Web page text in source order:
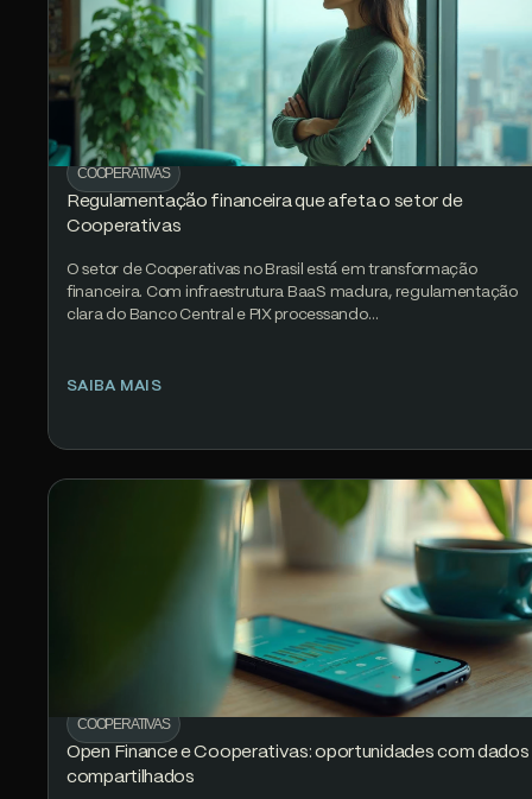
COOPERATIVAS
Regulamentação financeira que afeta o setor de
Cooperativas
O setor de Cooperativas no Brasil está em transformação
financeira. Com infraestrutura BaaS madura, regulamentação
clara do Banco Central e PIX processando…
SAIBA MAIS
COOPERATIVAS
Open Finance e Cooperativas: oportunidades com dados
compartilhados